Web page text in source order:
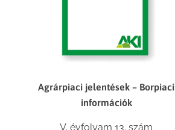
Agrárpiaci jelentések – Borpiaci
információk
V. évfolyam 13. szám